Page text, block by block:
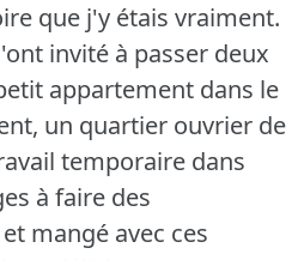
que j'y étais vraiment.
invité à passer deux
appartement dans le
un quartier ouvrier de
temporaire dans
à faire des
et mangé avec ces